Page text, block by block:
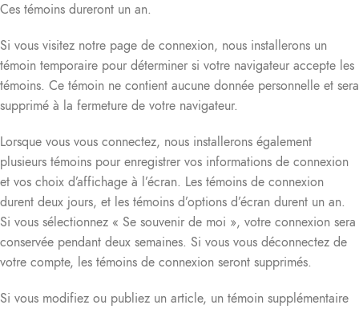
Ces témoins dureront un an.
Si vous visitez notre page de connexion, nous installerons un
témoin temporaire pour déterminer si votre navigateur accepte les
témoins. Ce témoin ne contient aucune donnée personnelle et sera
supprimé à la fermeture de votre navigateur.
Lorsque vous vous connectez, nous installerons également
plusieurs témoins pour enregistrer vos informations de connexion
et vos choix d’affichage à l’écran. Les témoins de connexion
durent deux jours, et les témoins d’options d’écran durent un an.
Si vous sélectionnez « Se souvenir de moi », votre connexion sera
conservée pendant deux semaines. Si vous vous déconnectez de
votre compte, les témoins de connexion seront supprimés.
Si vous modifiez ou publiez un article, un témoin supplémentaire